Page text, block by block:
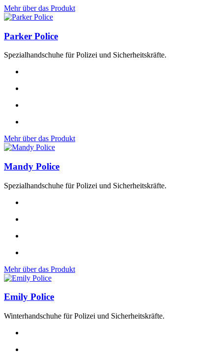
Mehr über das Produkt
Parker Police
Spezialhandschuhe für Polizei und Sicherheitskräfte.
Mehr über das Produkt
Mandy Police
Spezialhandschuhe für Polizei und Sicherheitskräfte.
Mehr über das Produkt
Emily Police
Winterhandschuhe für Polizei und Sicherheitskräfte.